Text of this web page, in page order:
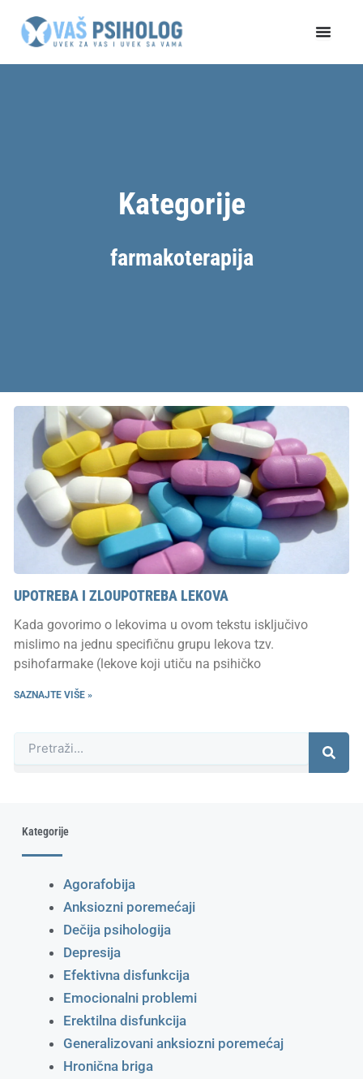
Kategorije
farmakoterapija
UPOTREBA I ZLOUPOTREBA LEKOVA
Kada govorimo o lekovima u ovom tekstu isključivo
mislimo na jednu specifičnu grupu lekova tzv.
psihofarmake (lekove koji utiču na psihičko
SAZNAJTE VIŠE »
Kategorije
Agorafobija
Anksiozni poremećaji
Dečija psihologija
Depresija
Efektivna disfunkcija
Emocionalni problemi
Erektilna disfunkcija
Generalizovani anksiozni poremećaj
Hronična briga